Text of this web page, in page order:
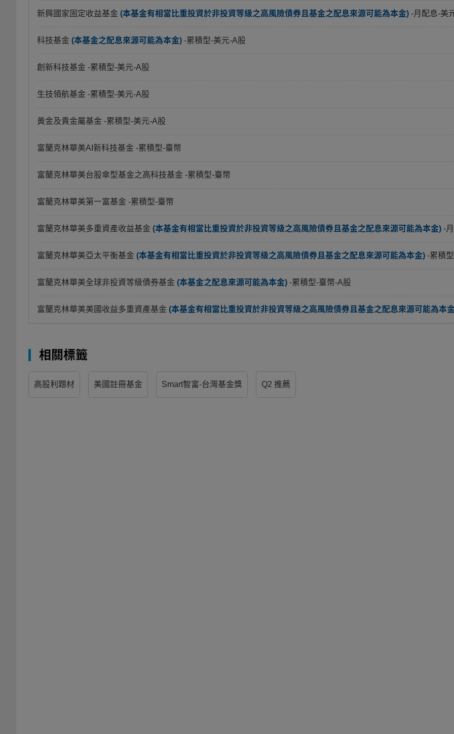
新興國家固定收益基金 (本基金有相當比重投資於非投資等級之高風險債券且基金之配息來源可能為本金) -月配息-美
科技基金 (本基金之配息來源可能為本金) -累積型-美元-A股
創新科技基金 -累積型-美元-A股
生技領航基金 -累積型-美元-A股
黃金及貴金屬基金 -累積型-美元-A股
富蘭克林華美AI新科技基金 -累積型-臺幣
富蘭克林華美台股傘型基金之高科技基金 -累積型-臺幣
富蘭克林華美第一富基金 -累積型-臺幣
富蘭克林華美多重資產收益基金 (本基金有相當比重投資於非投資等級之高風險債券且基金之配息來源可能為本金) -
富蘭克林華美亞太平衡基金 (本基金有相當比重投資於非投資等級之高風險債券且基金之配息來源可能為本金) -累積
富蘭克林華美全球非投資等級債券基金 (本基金之配息來源可能為本金) -累積型-臺幣-A股
富蘭克林華美美國收益多重資產基金 (本基金有相當比重投資於非投資等級之高風險債券且基金之配息來源可能為本
相關標籤
高股利題材 美國註冊基金 Smart智富-台灣基金獎 Q2 推薦